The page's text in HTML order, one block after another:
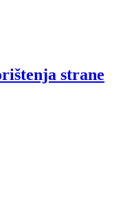
strane